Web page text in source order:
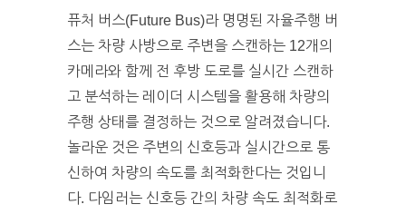
퓨처 버스(Future Bus)라 명명된 자율주행 버
스는 차량 사방으로 주변을 스캔하는 12개의
카메라와 함께 전 후방 도로를 실시간 스캔하
고 분석하는 레이더 시스템을 활용해 차량의
주행 상태를 결정하는 것으로 알려졌습니다.
놀라운 것은 주변의 신호등과 실시간으로 통
신하여 차량의 속도를 최적화한다는 것입니
다. 다임러는 신호등 간의 차량 속도 최적화로